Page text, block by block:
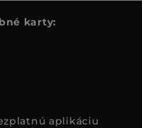
karty:
aplikáciu